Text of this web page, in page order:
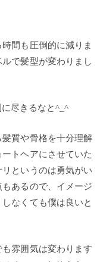
間も圧倒的に減りま
で髪型が変わりまし
尽きるなと^_^
質や骨格を十分理解
トヘアにさせていた
というのは勇気がい
あるので、イメージ
なくても僕は良いと
雰囲気は変わります